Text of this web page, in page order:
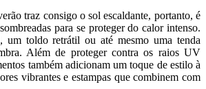
traz consigo o sol escaldante, portanto, é
para se proteger do calor intenso.
um toldo retrátil ou até mesmo uma tenda
Além de proteger contra os raios UV
também adicionam um toque de estilo à
vibrantes e estampas que combinem com